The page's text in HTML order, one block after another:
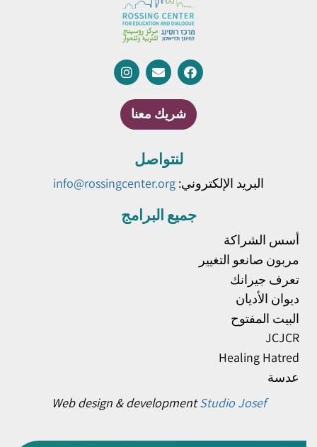
شريك معنا
لنتواصل
البريد الإلكتروني: info@rossingcenter.org
جميع البرامج
أسس الشراكة
مربون صانعو التغيير
تعرف جيرانك
ديوان الأديان
البيت المفتوح
JCJCR
Healing Hatred
عدسة
Web design & developmentStudio Josef